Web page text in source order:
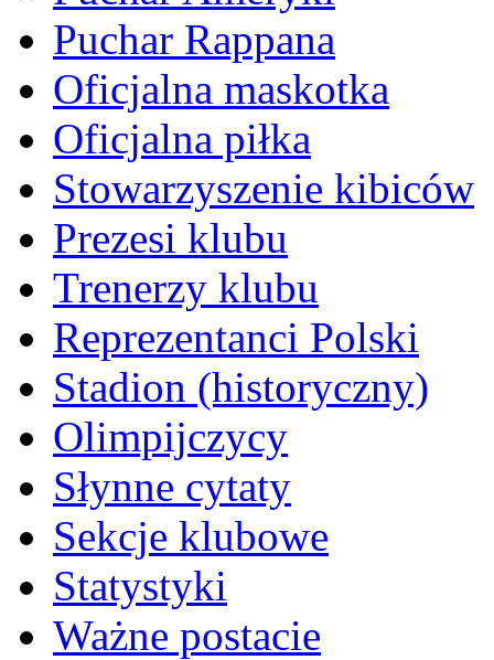
Puchar Rappana
Oficjalna maskotka
Oficjalna piłka
Stowarzyszenie kibiców
Prezesi klubu
Trenerzy klubu
Reprezentanci Polski
Stadion (historyczny)
Olimpijczycy
Słynne cytaty
Sekcje klubowe
Statystyki
Ważne postacie